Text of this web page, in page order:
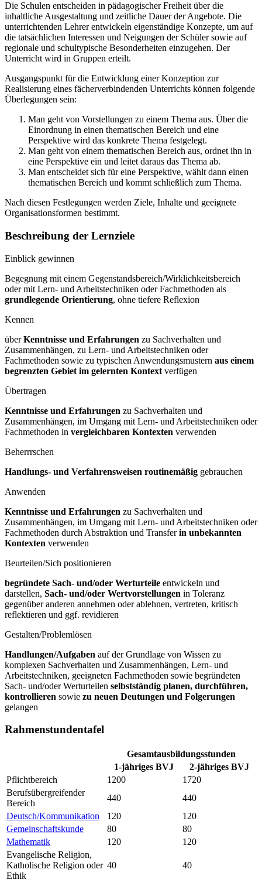
Die Schulen entscheiden in pädagogischer Freiheit über die
inhaltliche Ausgestaltung und zeitliche Dauer der Angebote. Die
unterrichtenden Lehrer entwickeln eigenständige Konzepte, um auf
die tatsächlichen Interessen und Neigungen der Schüler sowie auf
regionale und schultypische Besonderheiten einzugehen. Der
Unterricht wird in Gruppen erteilt.
Ausgangspunkt für die Entwicklung einer Konzeption zur
Realisierung eines fächerverbindenden Unterrichts können folgende
Überlegungen sein:
Man geht von Vorstellungen zu einem Thema aus. Über die
Einordnung in einen thematischen Bereich und eine
Perspektive wird das konkrete Thema festgelegt.
Man geht von einem thematischen Bereich aus, ordnet ihn in
eine Perspektive ein und leitet daraus das Thema ab.
Man entscheidet sich für eine Perspektive, wählt dann einen
thematischen Bereich und kommt schließlich zum Thema.
Nach diesen Festlegungen werden Ziele, Inhalte und geeignete
Organisationsformen bestimmt.
Beschreibung der Lernziele
Einblick gewinnen
Begegnung mit einem Gegenstandsbereich/Wirklichkeitsbereich
oder mit Lern- und Arbeitstechniken oder Fachmethoden als
grundlegende Orientierung, ohne tiefere Reflexion
Kennen
überKenntnisse und Erfahrungen zu Sachverhalten und
Zusammenhängen, zu Lern- und Arbeitstechniken oder
Fachmethoden sowie zu typischen Anwendungsmustern aus einem
begrenzten Gebiet im gelernten Kontext verfügen
Übertragen
Kenntnisse und Erfahrungen zu Sachverhalten und
Zusammenhängen, im Umgang mit Lern- und Arbeitstechniken oder
Fachmethoden in vergleichbaren Kontexten verwenden
Beherrrschen
Handlungs- und Verfahrensweisen routinemäßig gebrauchen
Anwenden
Kenntnisse und Erfahrungen zu Sachverhalten und
Zusammenhängen, im Umgang mit Lern- und Arbeitstechniken oder
Fachmethoden durch Abstraktion und Transferin unbekannten
Kontexten verwenden
Beurteilen/Sich positionieren
begründete Sach- und/oder Werturteile entwickeln und
darstellen, Sach- und/oder Wertvorstellungen in Toleranz
gegenüber anderen annehmen oder ablehnen, vertreten, kritisch
reflektieren und ggf. revidieren
Gestalten/Problemlösen
Handlungen/Aufgaben auf der Grundlage von Wissen zu
komplexen Sachverhalten und Zusammenhängen, Lern- und
Arbeitstechniken, geeigneten Fachmethoden sowie begründeten
Sach- und/oder Werturteilen selbstständig planen, durchführen,
kontrollieren sowie zu neuen Deutungen und Folgerungen
gelangen
Rahmenstundentafel
Gesamtausbildungsstunden
1-jähriges BVJ
2-jähriges BVJ
Pflichtbereich
1200
1720
Berufsübergreifender
Bereich
440
440
Deutsch/Kommunikation
120
120
Gemeinschaftskunde
80
80
Mathematik
120
120
Evangelische Religion,
Katholische Religion oder
Ethik
40 40